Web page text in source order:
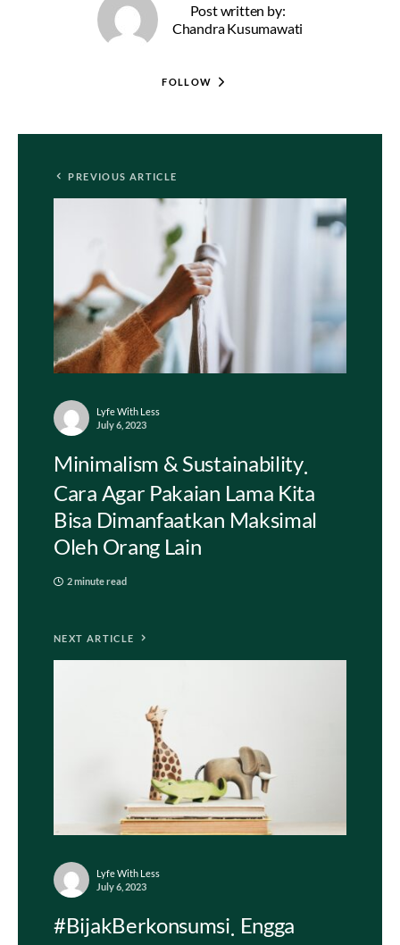
Post written by:
Chandra Kusumawati
FOLLOW
PREVIOUS ARTICLE
Lyfe With Less
July 6, 2023
Minimalism & Sustainability
Cara Agar Pakaian Lama Kita
Bisa Dimanfaatkan Maksimal
Oleh Orang Lain
2 minute read
NEXT ARTICLE
Lyfe With Less
July 6, 2023
#BijakBerkonsumsi Engga